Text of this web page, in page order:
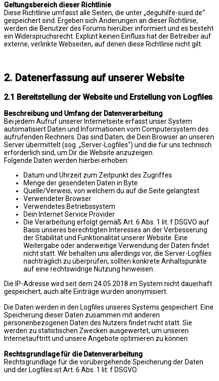
Geltungsbereich dieser Richtlinie
Diese Richtlinie umfasst alle Seiten, die unter „deguhilfe-sued.de“
gespeichert sind. Ergeben sich Änderungen an dieser Richtlinie,
werden die Benutzer des Forums hierüber informiert und es besteht
ein Widerspruchsrecht. Explizit keinen Einfluss hat der Betreiber auf
externe, verlinkte Webseiten, auf denen diese Richtlinie nicht gilt.
2. Datenerfassung auf unserer Website
2.1 Bereitstellung der Website und Erstellung von Logfiles
Beschreibung und Umfang der Datenverarbeitung
Bei jedem Aufruf unserer Internetseite erfasst unser System
automatisiert Daten und Informationen vom Computersystem des
aufrufenden Rechners. Das sind Daten, die Dein Browser an unseren
Server übermittelt (sog. „Server-Logfiles“) und die für uns technisch
erforderlich sind, um Dir die Website anzuzeigen.
Folgende Daten werden hierbei erhoben:
Datum und Uhrzeit zum Zeitpunkt des Zugriffes
Menge der gesendeten Daten in Byte
Quelle/Verweis, von welchem du auf die Seite gelangtest
Verwendeter Browser
Verwendetes Betriebssystem
Dein Internet Service Provider
Die Verarbeitung erfolgt gemäß Art. 6 Abs. 1 lit. f DSGVO auf
Basis unseres berechtigten Interesses an der Verbesserung
der Stabilität und Funktionalität unserer Website. Eine
Weitergabe oder anderweitige Verwendung der Daten findet
nicht statt. Wir behalten uns allerdings vor, die Server-Logfiles
nachträglich zu überprüfen, sollten konkrete Anhaltspunkte
auf eine rechtswidrige Nutzung hinweisen.
Die IP-Adresse wird seit dem 24.05.2018 im System nicht dauerhaft
gespeichert, auch alte Einträge wurden anonymisiert.
Die Daten werden in den Logfiles unseres Systems gespeichert. Eine
Speicherung dieser Daten zusammen mit anderen
personenbezogenen Daten des Nutzers findet nicht statt. Sie
werden zu statistischen Zwecken ausgewertet, um unseren
Internetauftritt und unsere Angebote optimieren zu können.
Rechtsgrundlage für die Datenverarbeitung
Rechtsgrundlage für die vorübergehende Speicherung der Daten
und der Logfiles ist Art. 6 Abs. 1 lit. f DSGVO.